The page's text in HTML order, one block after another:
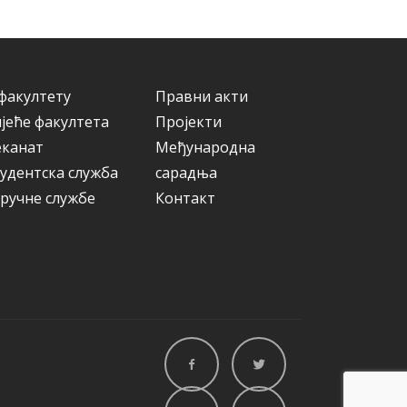
факултета
служба
службе
Правни акти
Пројекти
Међународна
сарадња
Контакт